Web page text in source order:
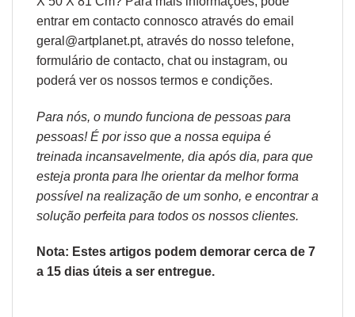
entrar em contacto connosco através do email
geral@artplanet.pt, através do nosso telefone,
formulário de contacto, chat ou instagram, ou
poderá ver os nossos termos e condições.
Para nós, o mundo funciona de pessoas para
pessoas! É por isso que a nossa equipa é
treinada incansavelmente, dia após dia, para que
esteja pronta para lhe orientar da melhor forma
possível na realização de um sonho, e encontrar a
solução perfeita para todos os nossos clientes.
Nota: Estes artigos podem demorar cerca de 7
a 15 dias úteis a ser entregue.